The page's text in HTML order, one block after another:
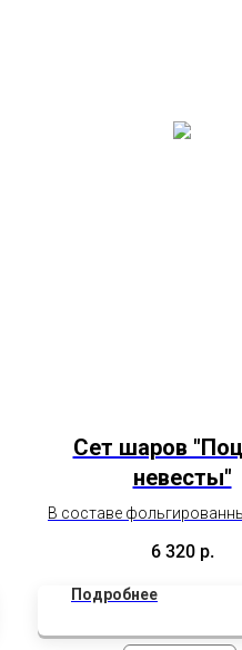
Сет шаров
невесты"
В составе
с оформлением.
6 320 р.
Подробнее